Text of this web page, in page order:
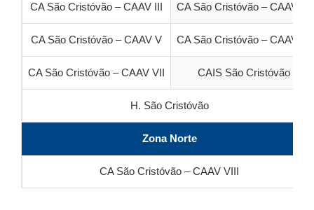
CA São Cristóvão – CAAV III CA São Cristóvão – CAAV IV
CA São Cristóvão – CAAV V CA São Cristóvão – CAAV VI
CA São Cristóvão – CAAV VII CAIS São Cristóvão
H. São Cristóvão
Zona Norte
CA São Cristóvão – CAAV VIII